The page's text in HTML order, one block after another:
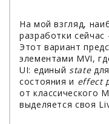
На мой взгляд,
разработки
Этот вариант
элементами MVI,
UI: единый state
состояния и effect
от классического
выделяется своя